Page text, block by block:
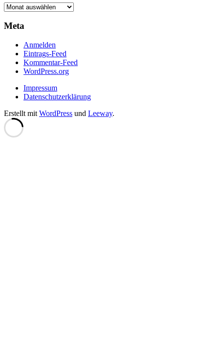
Archiv
Meta
Anmelden
Eintrags-Feed
Kommentar-Feed
WordPress.org
Impressum
Datenschutzerklärung
Erstellt mit WordPress und Leeway.